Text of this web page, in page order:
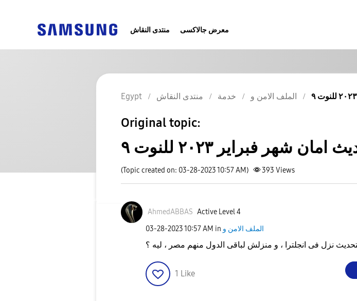
منتدى النقاش معرض جالاكسى
Egypt منتدى النقاش خدمة الملف الامن و
Original topic:
امان شهر فبراير ٢٠٢٣ للنوت ٩
(Topic created on: 03-28-2023 10:57 AM) 393 Views
AhmedABBAS Active Level 4
‎03-28-202310:57 AM in الملف الامن و
نزل فى انجلترا ، و منزلش لباقى الدول منهم مصر ، ليه ؟
1 Like